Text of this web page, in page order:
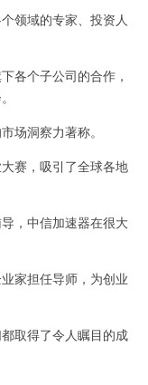
领域的专家、投资人
个子公司的合作，
洞察力著称。
赛，吸引了全球各地
，中信加速器在很大
家担任导师，为创业
取得了令人瞩目的成